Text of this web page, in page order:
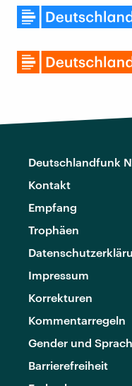
Deutschlandfunk
Kontakt
Empfang
Trophäen
Impressum
Korrekturen
Kommentarregeln
Gender und
Barrierefreiheit